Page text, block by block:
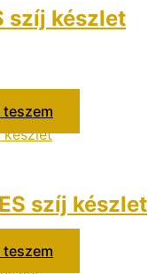
szíj készlet
teszem
szíj készlet
teszem